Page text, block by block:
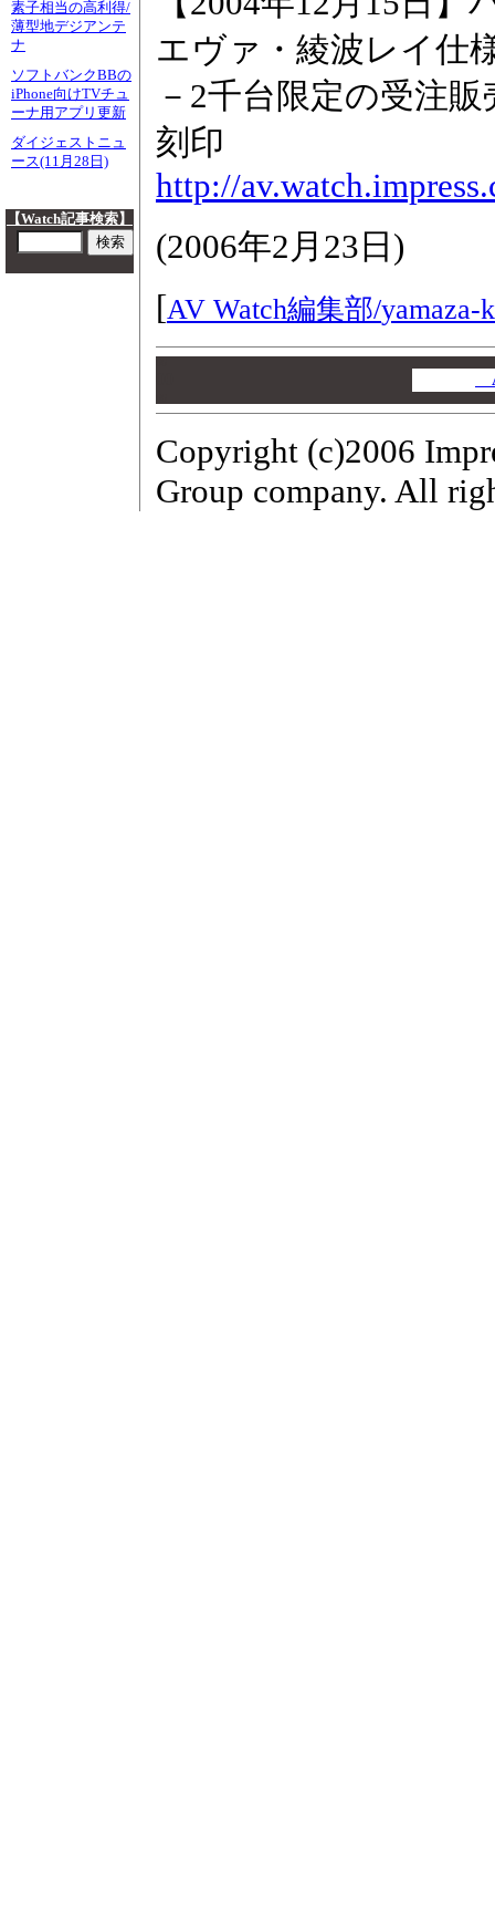
素子相当の高利得/
薄型地デジアンテ
ナ
ソフトバンクBBの
iPhone向けTVチュ
ーナ用アプリ更新
ダイジェストニュ
ース(11月28日)
【Watch記事検索】
エヴァ・綾波レイ仕
－2千台限定の受注
刻印
http://
(2006年2月23日 )
[AV Watch編集部/yamaza-
Copyright (c)2006
Group company. All